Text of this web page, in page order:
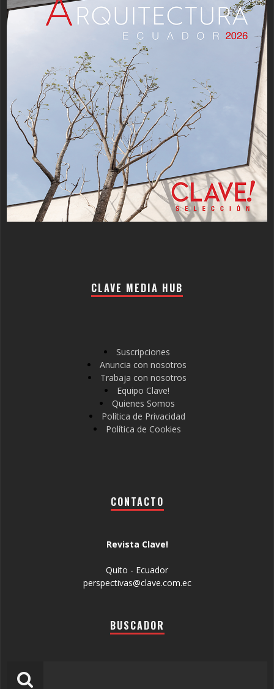
CLAVE MEDIA HUB
Suscripciones
Anuncia con nosotros
Trabaja con nosotros
Equipo Clave!
Quienes Somos
Política de Privacidad
Política de Cookies
CONTACTO
Revista Clave!
Quito - Ecuador
perspectivas@clave.com.ec
BUSCADOR